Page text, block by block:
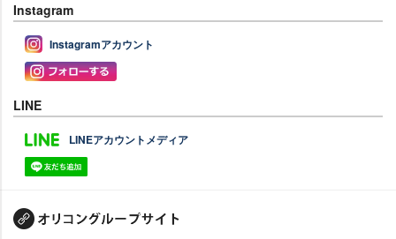
Instagram
Instagramアカウント
LINE
LINEアカウントメディア